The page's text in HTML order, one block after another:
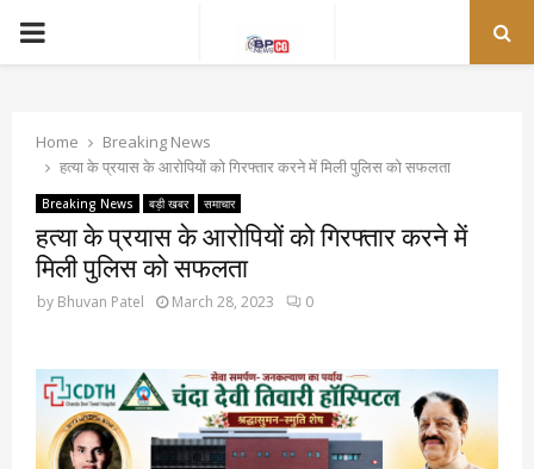
PRIMARY
Home
Breaking News
हत्या के प्रयास के आरोपियों को गिरफ्तार करने में मिली पुलिस को सफलता
Breaking News बड़ी खबर समाचार
हत्या के प्रयास के आरोपियों को गिरफ्तार करने में
मिली पुलिस को सफलता
by Bhuvan Patel March 28, 2023 0